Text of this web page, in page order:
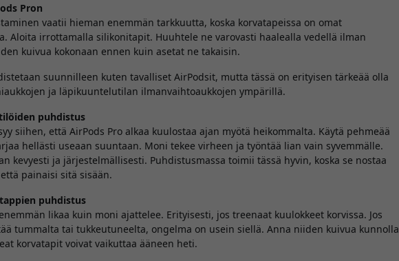
Pron
vaatii hieman enemmän tarkkuutta, koska korvatapeissa on omat
Aloita irrottamalla silikonitapit. Huuhtele ne varovasti haalealla vedellä ilman
kuivua kokonaan ennen kuin asetat ne takaisin.
suunnilleen kuten tavalliset AirPodsit, mutta tässä on erityisen tärkeää olla
ja läpikuuntelutilan ilmanvaihtoaukkojen ympärillä.
puhdistus
siihen, että AirPods Pro alkaa kuulostaa ajan myötä heikommalta. Käytä pehmeää
hellästi useaan suuntaan. Moni tekee virheen ja työntää lian vain syvemmälle.
kevyesti ja järjestelmällisesti. Puhdistusmassa toimii tässä hyvin, koska se nostaa
painaisi sitä sisään.
puhdistus
likaa kuin moni ajattelee. Erityisesti, jos treenaat kuulokkeet korvissa. Jos
tummalta tai tukkeutuneelta, ongelma on usein siellä. Anna niiden kuivua kunnolla
korvatapit voivat vaikuttaa ääneen heti.